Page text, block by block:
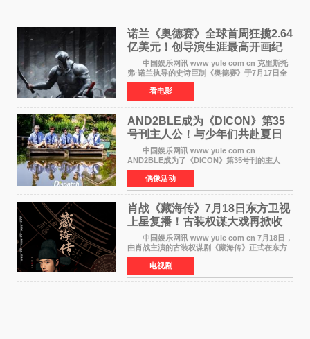
诺兰《奥德赛》全球首周狂揽2.64
亿美元！创导演生涯最高开画纪
中国娱乐网讯 www yule com cn 克里斯托
弗·诺兰执导的史诗巨制《奥德赛》于7月17日全
球上映，首周末票房表现远超预期——北美首周
三天粗报1 245亿美元（开画3919馆），全球首周
2 641亿美元
看电影
AND2BLE成为《DICON》第35
号刊主人公！与少年们共赴夏日
之约
中国娱乐网讯 www yule com cn
AND2BLE成为了《DICON》第35号刊的主人
公，本期标题为And The Summer。作为出道后
首次担任杂志画报主角的完整体，AND2BLE用清
澈的少年感与全新的夏天相遇了
偶像活动
肖战《藏海传》7月18日东方卫视
上星复播！古装权谋大戏再掀收
视热潮
中国娱乐网讯 www yule com cn 7月18日，
由肖战主演的古装权谋剧《藏海传》正式在东方
卫视上星复播，引发广泛关注。该剧此前已在网
络平台播出，凭借精良制作和紧凑剧情收获不俗
口碑，此次上
电视剧